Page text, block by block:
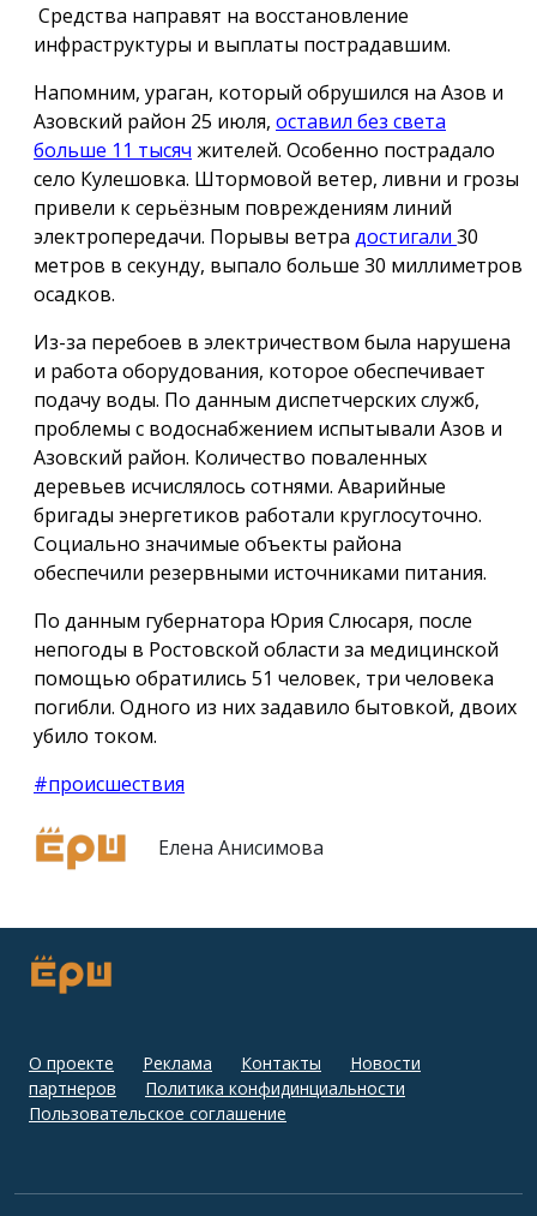
Средства направят на восстановление
инфраструктуры и выплаты пострадавшим.
Напомним, ураган, который обрушился на Азов и
Азовский район 25 июля, оставил без света
больше 11 тысяч жителей. Особенно пострадало
село Кулешовка. Штормовой ветер, ливни и грозы
привели к серьёзным повреждениям линий
электропередачи. Порывы ветра достигали 30
метров в секунду, выпало больше 30 миллиметров
осадков.
Из-за перебоев в электричеством была нарушена
и работа оборудования, которое обеспечивает
подачу воды. По данным диспетчерских служб,
проблемы с водоснабжением испытывали Азов и
Азовский район. Количество поваленных
деревьев исчислялось сотнями. Аварийные
бригады энергетиков работали круглосуточно.
Социально значимые объекты района
обеспечили резервными источниками питания.
По данным губернатора Юрия Слюсаря, после
непогоды в Ростовской области за медицинской
помощью обратились 51 человек, три человека
погибли. Одного из них задавило бытовкой, двоих
убило током.
#происшествия
Елена Анисимова
О проекте Реклама Контакты
Новости
партнеров
Политика конфидинциальности
Пользовательское соглашение